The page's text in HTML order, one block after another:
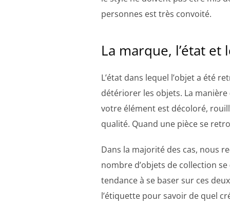
personnes est très convoité.
La marque, l’état et
L’état dans lequel l’objet a été
détériorer les objets. La
votre élément est décoloré,
qualité. Quand une pièce se
Dans la majorité des cas, nous
nombre d’objets de collection
tendance à se baser sur ces
l’étiquette pour savoir de quel